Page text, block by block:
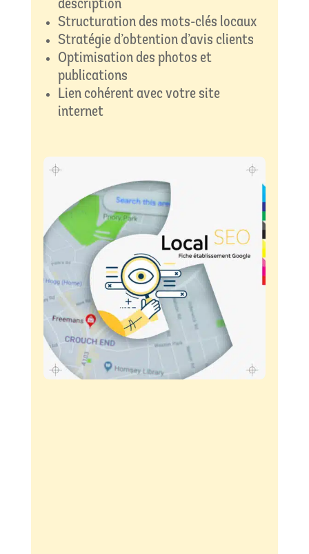
description
Structuration des mots-clés locaux
Stratégie d’obtention d’avis clients
Optimisation des photos et
publications
Lien cohérent avec votre site
internet